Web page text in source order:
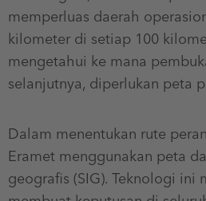
memperluas daerah
kilometer di setiap 100
mengetahui ke mana
selanjutnya, diperlukan peta
Dalam menentukan rute
Eramet menggunakan peta
geografis (SIG). Teknologi ini